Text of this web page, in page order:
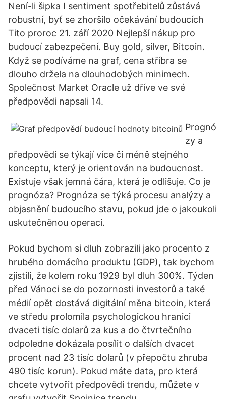
Není-li šipka I sentiment spotřebitelů zůstává
robustní, byť se zhoršilo očekávání budoucích
Tito proroc 21. září 2020 Nejlepší nákup pro
budoucí zabezpečení. Buy gold, silver, Bitcoin.
Když se podíváme na graf, cena stříbra se
dlouho držela na dlouhodobých minimech.
Společnost Market Oracle už dříve ve své
předpovědi napsali 14.
Prognó
zy a
předpovědi se týkají více či méně stejného
konceptu, který je orientován na budoucnost.
Existuje však jemná čára, která je odlišuje. Co je
prognóza? Prognóza se týká procesu analýzy a
objasnění budoucího stavu, pokud jde o jakoukoli
uskutečněnou operaci.
Pokud bychom si dluh zobrazili jako procento z
hrubého domácího produktu (GDP), tak bychom
zjistili, že kolem roku 1929 byl dluh 300%. Týden
před Vánoci se do pozornosti investorů a také
médií opět dostává digitální měna bitcoin, která
ve středu prolomila psychologickou hranici
dvaceti tisíc dolarů za kus a do čtvrtečního
odpoledne dokázala posílit o dalších dvacet
procent nad 23 tisíc dolarů (v přepočtu zhruba
490 tisíc korun). Pokud máte data, pro která
chcete vytvořit předpovědi trendu, můžete v